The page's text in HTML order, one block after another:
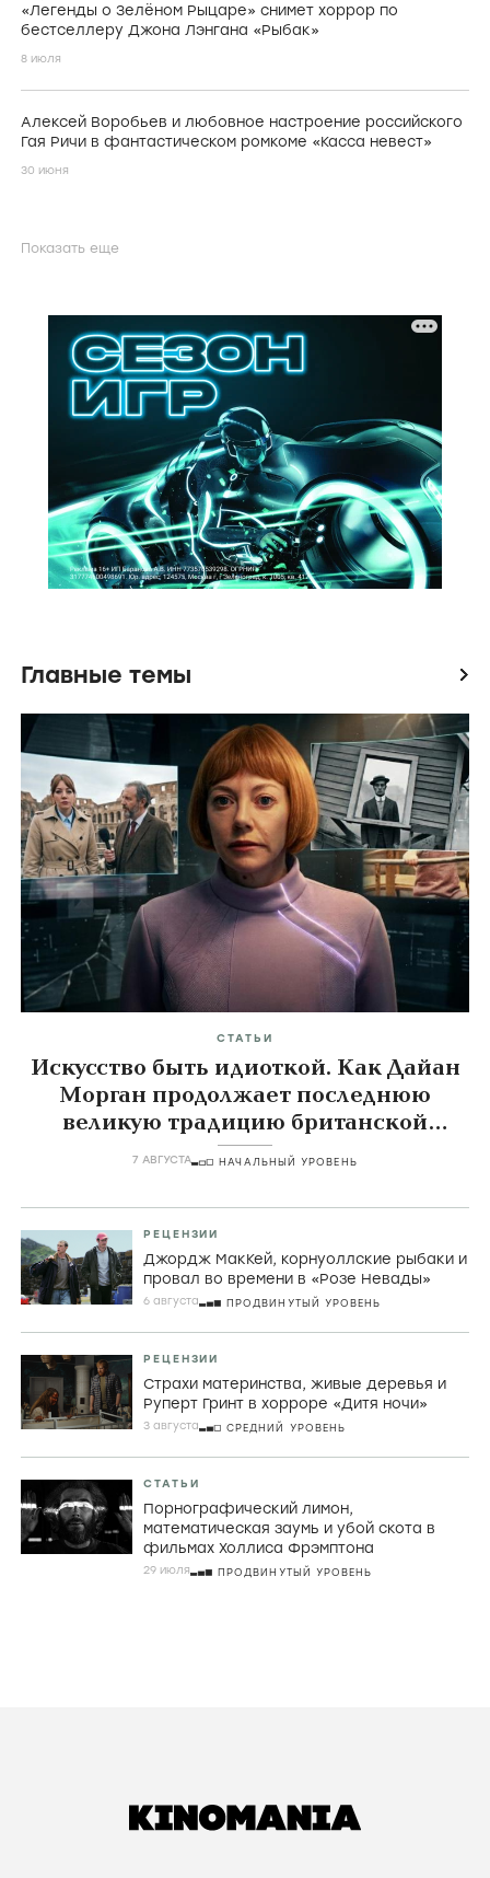
«Легенды о Зелёном Рыцаре» снимет хоррор по
бестселлеру Джона Лэнгана «Рыбак»
8 июля
Алексей Воробьев и любовное настроение российского
Гая Ричи в фантастическом ромкоме «Касса невест»
30 июня
Показать еще
Главные темы icon
СТАТЬИ
Искусство быть идиоткой. Как Дайан
Морган продолжает последнюю
великую традицию британской
комедии
7 АВГУСТА НАЧАЛЬНЫЙ УРОВЕНЬ
РЕЦЕНЗИИ
Джордж МакКей, корнуоллские рыбаки и
провал во времени в «Розе Невады»
6 августа ПРОДВИНУТЫЙ УРОВЕНЬ
РЕЦЕНЗИИ
Страхи материнства, живые деревья и
Руперт Гринт в хорроре «Дитя ночи»
3 августа СРЕДНИЙ УРОВЕНЬ
СТАТЬИ
Порнографический лимон,
математическая заумь и убой скота в
фильмах Холлиса Фрэмптона
29 июля ПРОДВИНУТЫЙ УРОВЕНЬ